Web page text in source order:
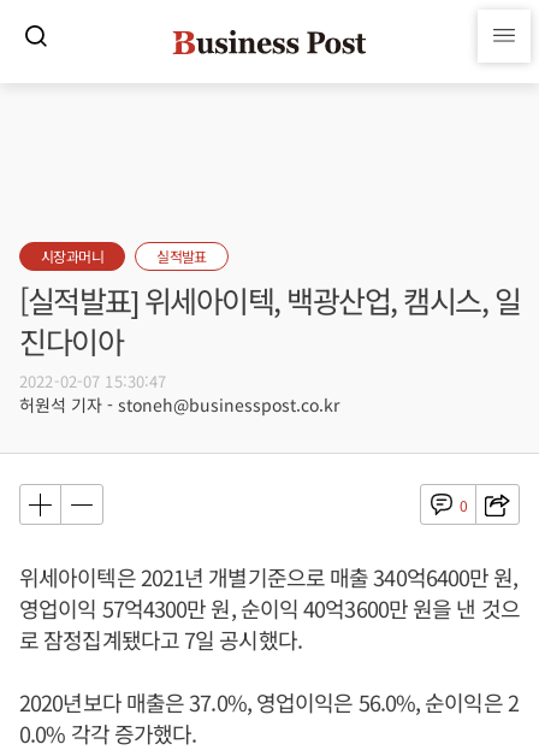
시장과머니 실적발표
[실적발표] 위세아이텍, 백광산업, 캠시스, 일
진다이아
2022-02-07 15:30:47
허원석 기자 - stoneh@businesspost.co.kr
0
위세아이텍은 2021년 개별기준으로 매출 340억6400만 원,
영업이익 57억4300만 원, 순이익 40억3600만 원을 낸 것으
로 잠정집계됐다고 7일 공시했다.
2020년보다 매출은 37.0%, 영업이익은 56.0%, 순이익은 2
0.0% 각각 증가했다.